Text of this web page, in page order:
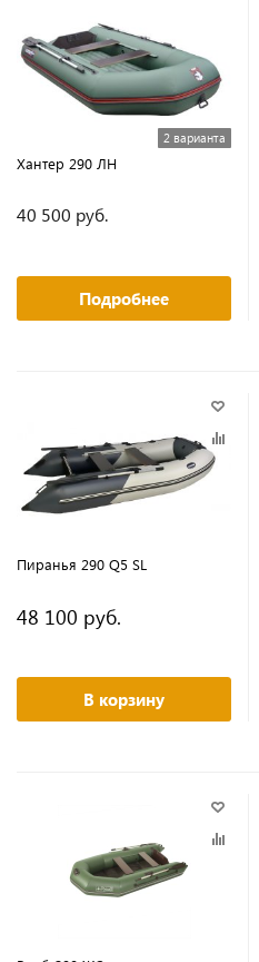
2 варианта
Хантер 290 ЛН
40 500 руб.
Подробнее
Пиранья 290 Q5 SL
48 100 руб.
В корзину